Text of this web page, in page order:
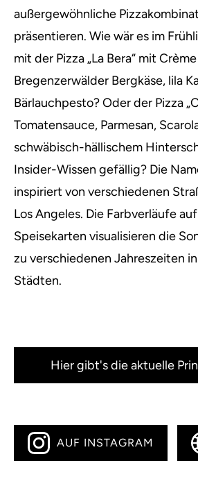
außergewöhnliche
präsentieren. Wie wär es im
mit der Pizza „La Bera“ mit
Bregenzerwälder Bergkäse, lila
Bärlauchpesto? Oder der Pizza
Tomatensauce, Parmesan,
schwäbisch-hällischem
Insider-Wissen gefällig? Die
inspiriert von verschiedenen
Los Angeles. Die Farbverläufe
Speisekarten visualisieren die
zu verschiedenen Jahreszeiten
Städten.
Hier gibt's die aktuelle
AUF INSTAGRAM